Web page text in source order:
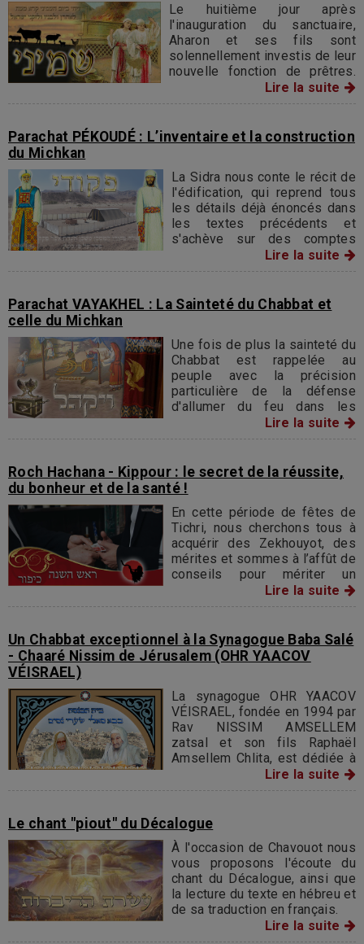
Le huitième jour après
l'inauguration du sanctuaire,
Aharon et ses fils sont
solennellement investis de leur
nouvelle fonction de prêtres.
Des sacrifices solennels
accompagnent la cérémonie.
jaillit du ciel et consume
l'holocauste offert.
Lire la suite
Parachat PÉKOUDÉ : L’inventaire et la construction
du Michkan
La Sidra nous conte le récit de
l'édification, qui reprend tous
les détails déjà énoncés dans
les textes précédents et
s'achève sur des comptes
méticuleux donnant le total de
l'or, de l'argent, de l'airain et
employés pour les travaux.
Lire la suite
Parachat VAYAKHEL : La Sainteté du Chabbat et
celle du Michkan
Une fois de plus la sainteté du
Chabbat est rappelée au
peuple avec la précision
particulière de la défense
d'allumer du feu dans les
maisons juives et d'observer
un repos absolu pendant toute
sabbatique.
Lire la suite
Roch Hachana - Kippour : le secret de la réussite,
du bonheur et de la santé !
En cette période de fêtes de
Tichri, nous cherchons tous à
acquérir des Zekhouyot, des
mérites et sommes à l’affût de
conseils pour mériter un
jugement favorable. Or, la
Torah elle-même nous donne
en aide aux nécessiteux.
Lire la suite
Un Chabbat exceptionnel à la Synagogue Baba Salé
- Chaaré Nissim de Jérusalem (OHR YAACOV
VÉISRAEL)
La synagogue OHR YAACOV
VÉISRAEL, fondée en 1994 par
Rav NISSIM AMSELLEM
zatsal et son fils Raphaël
Amsellem Chlita, est dédiée à
l’enseignement de la Thora.
Située à Jérusalem, elle a vécu
de la parachat Béha’alotékha,
en mémoire des tsadikim pour
le peuple d’Israël, les 'hayalim,
les malades et les orphelins,
avec gratitude envers les
donateurs.
Lire la suite
Le chant "piout" du Décalogue
À l'occasion de Chavouot nous
vous proposons l'écoute du
chant du Décalogue, ainsi que
la lecture du texte en hébreu et
de sa traduction en français.
Lire la suite